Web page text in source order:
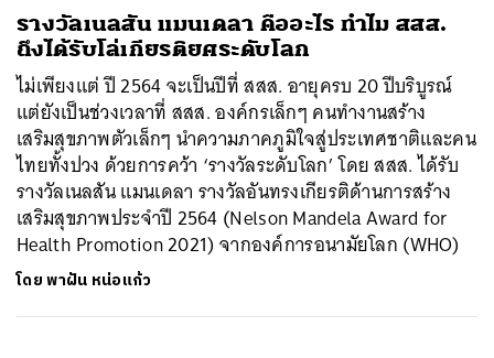
รางวัลเนลสัน แมนเดลา คืออะไร ทำไม สสส.
ถึงได้รับโล่เกียรติยศระดับโลก
ไม่เพียงแต่ ปี 2564 จะเป็นปีที่ สสส. อายุครบ 20 ปีบริบูรณ์
แต่ยังเป็นช่วงเวลาที่ สสส. องค์กรเล็กๆ คนทำงานสร้าง
เสริมสุขภาพตัวเล็กๆ นำความภาคภูมิใจสู่ประเทศชาติและคน
ไทยทั้งปวง ด้วยการคว้า ‘รางวัลระดับโลก’ โดย สสส. ได้รับ
รางวัลเนลสัน แมนเดลา รางวัลอันทรงเกียรติด้านการสร้าง
เสริมสุขภาพประจำปี 2564 (Nelson Mandela Award for
Health Promotion 2021) จากองค์การอนามัยโลก (WHO)
โดยพาฝัน หน่อแก้ว